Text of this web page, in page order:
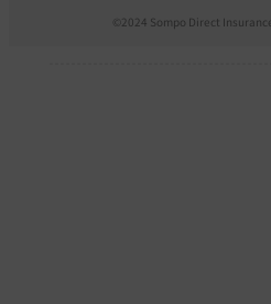
©2024 Sompo Direct